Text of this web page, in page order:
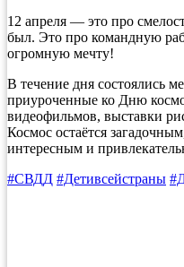
12 апреля — это про
был. Это про командную
огромную мечту!
В течение дня состоялись
приуроченные ко Дню
видеофильмов, выставки
Космос остаётся
интересным и
#СВДД #Детивсейстраны